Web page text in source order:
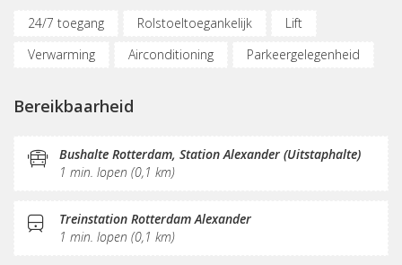
24/7 toegang Rolstoeltoegankelijk
Lift
Verwarming
Airconditioning
Parkeergelegenheid
Vergaderplekken
Internetmogelijkheden
Printservice
KVK-inschrijving
Sociaal hart
Koffie/thee
Gemeubileerd
Schoonmaak
Receptie
Bereikbaarheid
Bushalte Rotterdam, Station Alexander (Uitstaphalte)
1 min. lopen (0,1 km)
Treinstation Rotterdam Alexander
1 min. lopen (0,1 km)